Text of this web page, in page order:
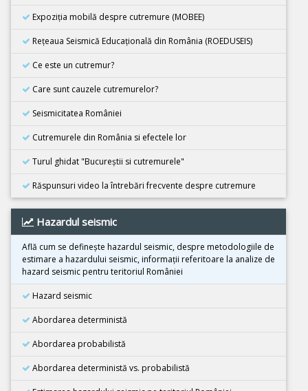
24 Martie 2026
Cutremur M4.5, Zona seismica Vrancea
08 Decembrie 2025
Cutremur M5.5, Bangladesh
02 Noiembrie 2025
25 Octombrie 2025
Cutremur M4.2, Zona seismica Vrancea
25 Octombrie 2025
Cutremur M4.2, Zona seismica Vrancea
22 Octombrie 2025
Cutremur M4.2, Zona seismica Vrancea
Cutremur M7.4, Filipine
30 Septembrie 2025
Expoziţia mobilă despre cutremure (MOBEE)
Rețeaua Seismică Educațională din România (ROEDUSEIS)
Ce este un cutremur?
Care sunt cauzele cutremurelor?
Seismicitatea României
Cutremurele din România si efectele lor
Turul ghidat "Bucureştii si cutremurele"
Răspunsuri video la întrebări frecvente despre cutremure
Hazardul seismic
Află cum se defineşte hazardul seismic, despre metodologiile de
estimare a hazardului seismic, informaţii referitoare la analize de
hazard seismic pentru teritoriul României
Hazard seismic
Abordarea deterministă
Abordarea probabilistă
Abordarea deterministă vs. probabilistă